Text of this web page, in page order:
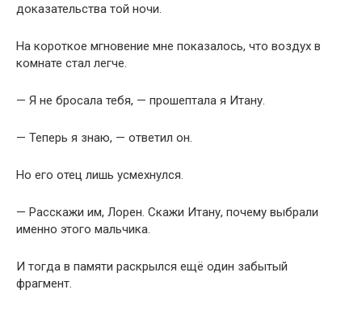
доказательства той ночи.
На короткое мгновение мне показалось, что воздух в
комнате стал легче.
— Я не бросала тебя, — прошептала я Итану.
— Теперь я знаю, — ответил он.
Но его отец лишь усмехнулся.
— Расскажи им, Лорен. Скажи Итану, почему выбрали
именно этого мальчика.
И тогда в памяти раскрылся ещё один забытый
фрагмент.